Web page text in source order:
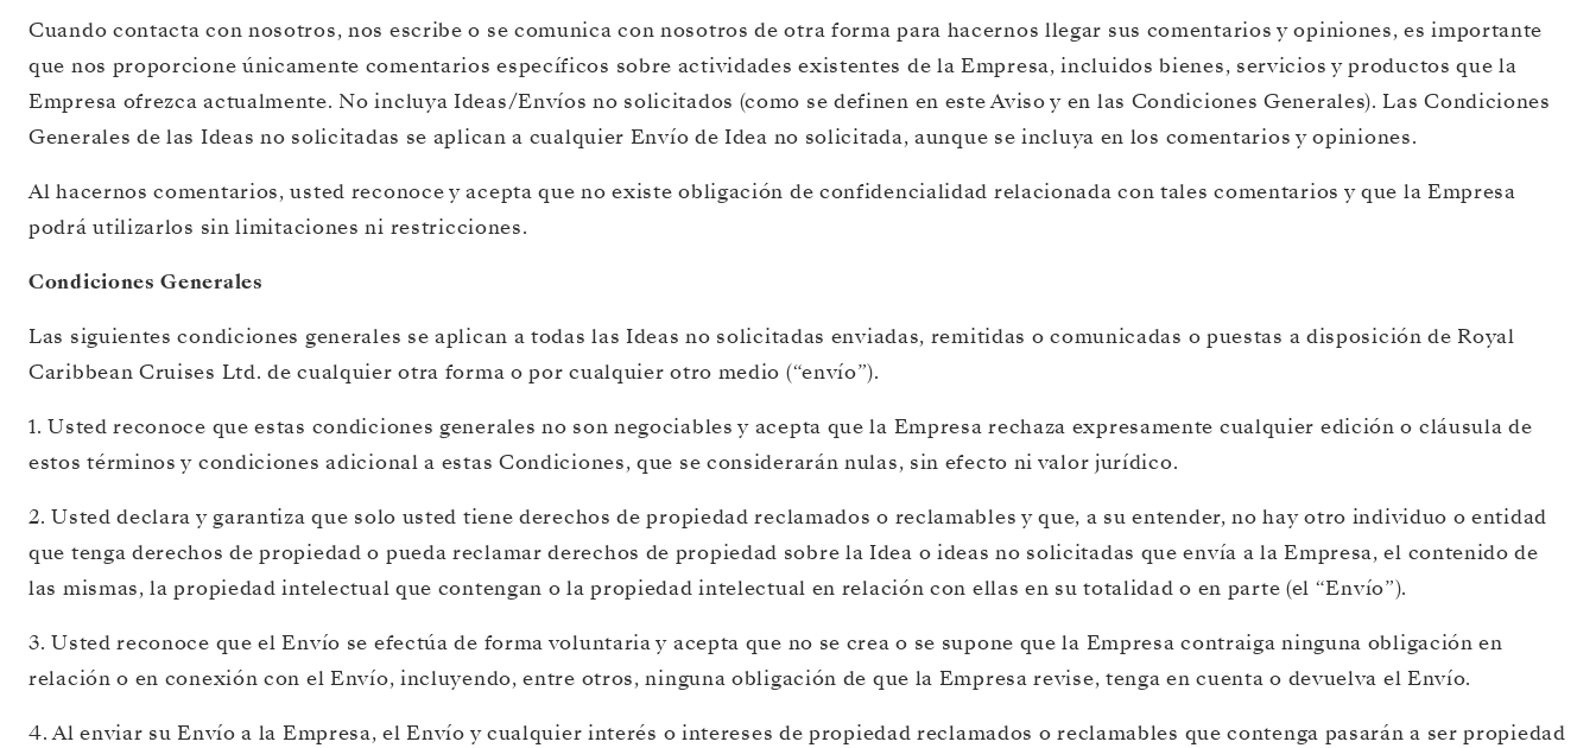
Cuando contacta con nosotros, nos escribe o se comunica con nosotros de otra forma para hacernos llegar sus comentarios y opiniones, es importante
que nos proporcione únicamente comentarios específicos sobre actividades existentes de la Empresa, incluidos bienes, servicios y productos que la
Empresa ofrezca actualmente. No incluya Ideas/Envíos no solicitados (como se definen en este Aviso y en las Condiciones Generales). Las Condiciones
Generales de las Ideas no solicitadas se aplican a cualquier Envío de Idea no solicitada, aunque se incluya en los comentarios y opiniones.
Al hacernos comentarios, usted reconoce y acepta que no existe obligación de confidencialidad relacionada con tales comentarios y que la Empresa
podrá utilizarlos sin limitaciones ni restricciones.
Condiciones Generales
Las siguientes condiciones generales se aplican a todas las Ideas no solicitadas enviadas, remitidas o comunicadas o puestas a disposición de Royal
Caribbean Cruises Ltd. de cualquier otra forma o por cualquier otro medio (“envío”).
1. Usted reconoce que estas condiciones generales no son negociables y acepta que la Empresa rechaza expresamente cualquier edición o cláusula de
estos términos y condiciones adicional a estas Condiciones, que se considerarán nulas, sin efecto ni valor jurídico.
2. Usted declara y garantiza que solo usted tiene derechos de propiedad reclamados o reclamables y que, a su entender, no hay otro individuo o entidad
que tenga derechos de propiedad o pueda reclamar derechos de propiedad sobre la Idea o ideas no solicitadas que envía a la Empresa, el contenido de
las mismas, la propiedad intelectual que contengan o la propiedad intelectual en relación con ellas en su totalidad o en parte (el “Envío”).
3. Usted reconoce que el Envío se efectúa de forma voluntaria y acepta que no se crea o se supone que la Empresa contraiga ninguna obligación en
relación o en conexión con el Envío, incluyendo, entre otros, ninguna obligación de que la Empresa revise, tenga en cuenta o devuelva el Envío.
4. Al enviar su Envío a la Empresa, el Envío y cualquier interés o intereses de propiedad reclamados o reclamables que contenga pasarán a ser propiedad